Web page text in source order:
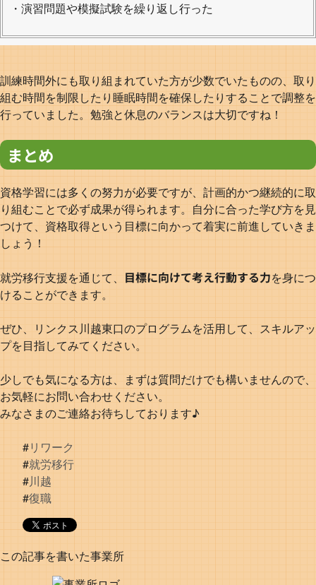
・演習問題や模擬試験を繰り返し行った
訓練時間外にも取り組まれていた方が少数でいたものの、取り
組む時間を制限したり睡眠時間を確保したりすることで調整を
行っていました。勉強と休息のバランスは大切ですね！
まとめ
資格学習には多くの努力が必要ですが、計画的かつ継続的に取
り組むことで必ず成果が得られます。自分に合った学び方を見
つけて、資格取得という目標に向かって着実に前進していきま
しょう！
就労移行支援を通じて、 目標に向けて考え行動する力を身につ
けることができます。
ぜひ、リンクス川越東口のプログラムを活用して、スキルアッ
プを目指してみてください。
少しでも気になる方は、まずは質問だけでも構いませんので、
お気軽にお問い合わせください。
みなさまのご連絡お待ちしております♪
#リワーク
#就労移行
#川越
#復職
この記事を書いた事業所